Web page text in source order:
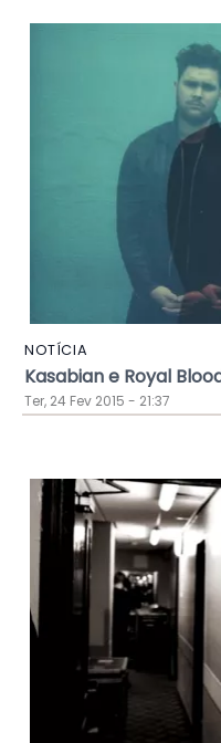
NOTÍCIA
Kasabian e Royal
Ter, 24 Fev 2015 - 21:37